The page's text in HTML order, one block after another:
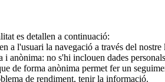
es detallen a continuació:
a l'usuari la navegació a través del
anònima: no s'hi inclouen dades
de forma anònima permet fer un
de rendiment, tenir la informació.